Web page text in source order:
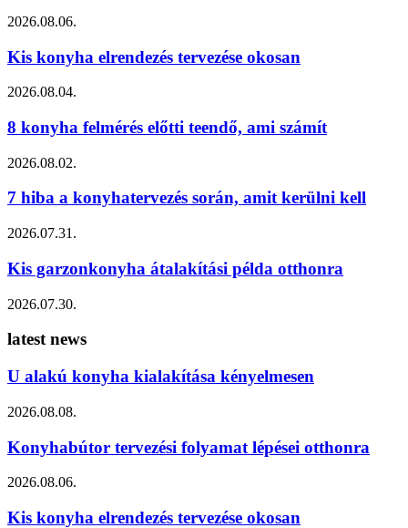
2026.08.06.
Kis konyha elrendezés tervezése okosan
2026.08.04.
8 konyha felmérés előtti teendő, ami számít
2026.08.02.
7 hiba a konyhatervezés során, amit kerülni kell
2026.07.31.
Kis garzonkonyha átalakítási példa otthonra
2026.07.30.
latestnews
U alakú konyha kialakítása kényelmesen
2026.08.08.
Konyhabútor tervezési folyamat lépései otthonra
2026.08.06.
Kis konyha elrendezés tervezése okosan